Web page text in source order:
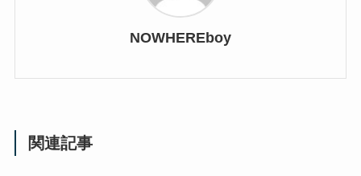
NOWHEREboy
関連記事